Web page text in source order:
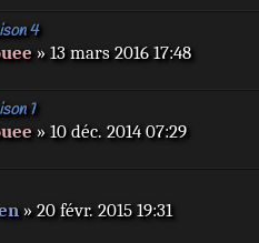
4
» 13 mars 2016 17:48
1
» 10 déc. 2014 07:29
» 20 févr. 2015 19:31